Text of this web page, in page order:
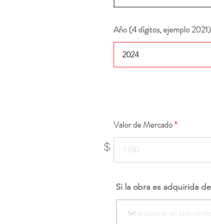
Año (4 dígitos, ejemplo 2021)
$
Valor de Mercado
Si la obra es adquirida